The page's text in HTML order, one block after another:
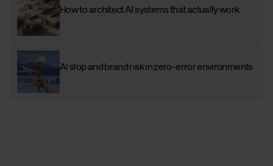
How to architect AI systems that actually work
AI slop and brand risk in zero-error environments